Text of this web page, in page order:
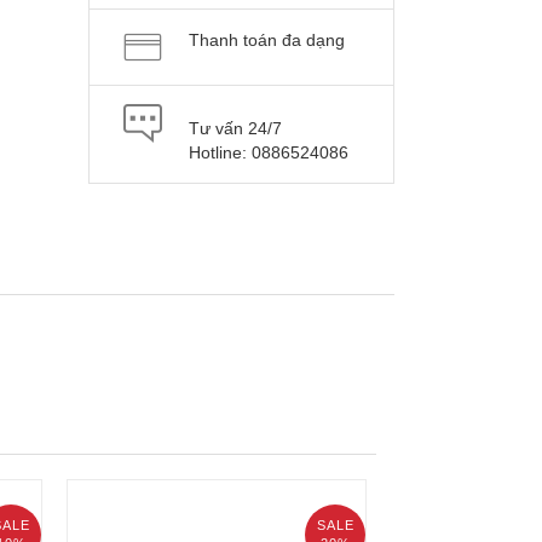
Thanh toán đa dạng
Tư vấn 24/7
Hotline: 0886524086
SALE